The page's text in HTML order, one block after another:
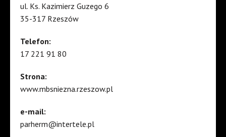
ul. Ks. Kazimierz Guzego 6
35-317 Rzeszów
Telefon:
17 221 91 80
Strona:
www.mbsniezna.rzeszow.pl
e-mail:
parherm@intertele.pl